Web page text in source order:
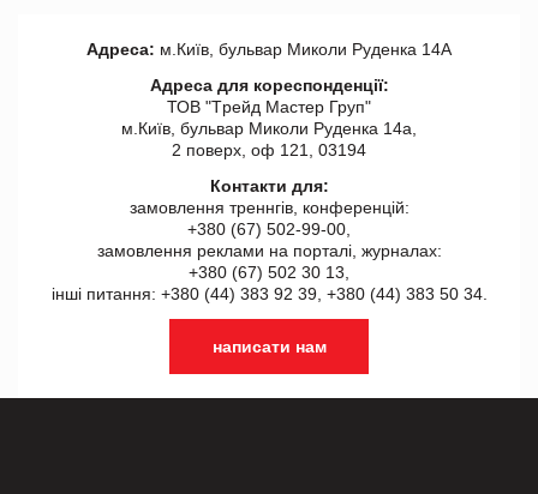
Адреса: м.Київ, бульвар Миколи Руденка 14А
Адреса для кореспонденції:
ТОВ "Tрейд Мастер Груп"
м.Київ, бульвар Миколи Руденка 14а,
2 поверх, оф 121, 03194
Контакти для:
замовлення треннгів, конференцій:
+380 (67) 502-99-00,
замовлення реклами на порталі, журналах:
+380 (67) 502 30 13,
інші питання: +380 (44) 383 92 39, +380 (44) 383 50 34.
написати нам